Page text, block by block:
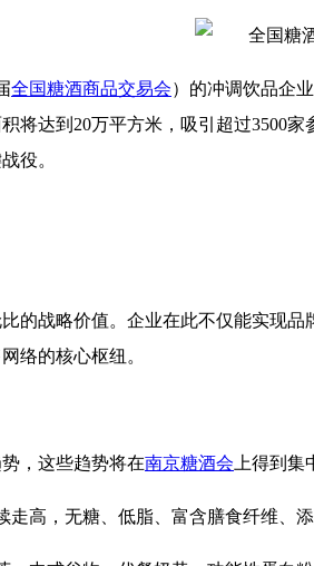
全国糖酒商品交易会）的冲调饮品企
将达到20万平方米，吸引超过3500
役。
的战略价值。企业在此不仅能实现
络的核心枢纽。
，这些趋势将在南京糖酒会 上得到集
高，无糖、低脂、富含膳食纤维、